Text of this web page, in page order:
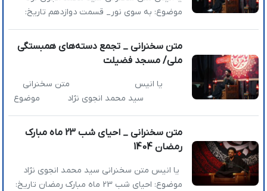
موضوع: به سوی نور_ قسمت دوازدهم تاریخ:
آخرالزمان چیست؟ »شیطان به توبه‌کنندگان کمک
می‌کند که از چیزهایی که اولویت اول نیست توبه
کنند »آلارم خطر قبل از انجام گناه چگونه عمل
می‌کند؟ »توطئه شیطان در آخرالزمان چیست؟
متن سخنرانی _ تجمع دسته‌های همبستگی
ملی/ مسجد فضیلت
یا انیس متن سخنرانی
سید محمد انجوی نژاد موضوع
فضیلت تاریخ: […]
متن سخنرانی _ احیای شب 23 ماه مبارک
رمضان 1404
یا انیس متن سخنرانی سید محمد انجوی نژاد
موضوع: احیای شب 23 ماه مبارک رمضان تاریخ: